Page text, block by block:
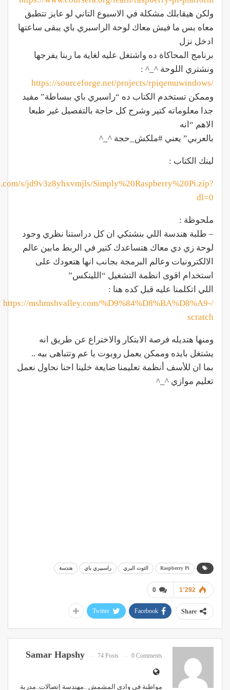
ولكن هيقابلك مشكلة في الاسبوع التاني لو عايز تتطبق
معاه بس ما فيش معاك لوحة الراسبري باي يبقى ساعتها
ادخل نزل
برنامج المحاكاة ده واشتغل عليه لغاية ما ربنا يفرجها
ونشتري اللوحة ^_^ :
/https://sourceforge.net/projects/rpiqemuwindows
وممكن تستخدم الكتاب ده “راسبري باي ببساطة” مفيد
جدا معلوماته كتير وشرح كل حاجة بالتفصيل غير طبعا
الاهم “انه
بالعربي” يعني #ملكش_حجة ^_^
لينك الكتاب :
s/jd9v3z8yhxvmjls/Simply%20Raspberry%20Pi.zip?
dl=0
ملحوظة :
– طلبة هندسة اللي بنشتكي ان كل دراستنا نظري وجود
لوحة زي دي معاك هتساعدك كتير في الربط مابين عالم
الالكترونيات وعالم البرمجة بجانب انها هتعودك على
استخدام اقوى انظمة التشغيل “اللينكس”
اللي اتكلمنا عليه قبل كده هنا :
/https://mshmshvalley.com/%D9%84%D8%BA%D8%A9-
scratch
ومنها هتديله فرصة الابتكار والاختراع عن طريق انه
يشتغل بايده وممكن يعمل روبوت يا عم وتتباهى بيه ..
بما ان للأسف أنظمة تعليمنا ضايعة خلينا احنا نحاول نعمل
تعليم موازي ^_^
Raspberry Pi التوت البري راسبيري باي هندسة
0 1٬292
Share
Facebook
Twitter
Samar Hapshy 74 Posts 0 Comments
مواطنة في وادي المشمش ..مهندسة إتصالات..مدربة